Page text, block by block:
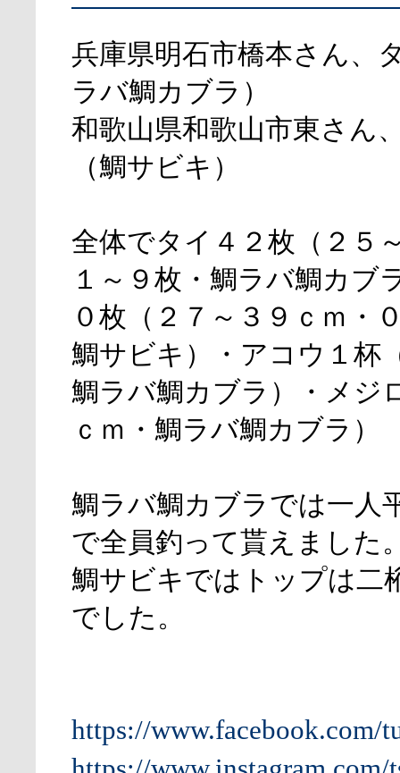
兵庫県明石市橋本さん、
ラバ鯛カブラ）
和歌山県和歌山市東さん
（鯛サビキ）
全体でタイ４２枚（２５
１～９枚・鯛ラバ鯛カブ
０枚（２７～３９ｃｍ・
鯛サビキ）・アコウ１杯
鯛ラバ鯛カブラ）・メジ
ｃｍ・鯛ラバ鯛カブラ）
鯛ラバ鯛カブラでは一人
で全員釣って貰えました
鯛サビキではトップは二
でした。
https://www.facebook.com/